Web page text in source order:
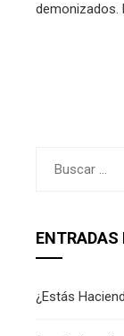
demonizados.
ENTRADAS
¿Estás